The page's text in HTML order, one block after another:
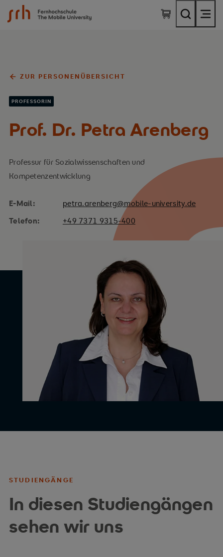
SRH Fernhochschule - The Mobile University
ZUR PERSONENÜBERSICHT
PROFESSORIN
Prof. Dr. Petra Arenberg
Professur für Sozialwissenschaften und
Kompetenzentwicklung
E-Mail:
petra.arenberg@mobile-university.de
Telefon:
+49 7371 9315-400
STUDIENGÄNGE
In diesen Studiengängen
sehen wir uns